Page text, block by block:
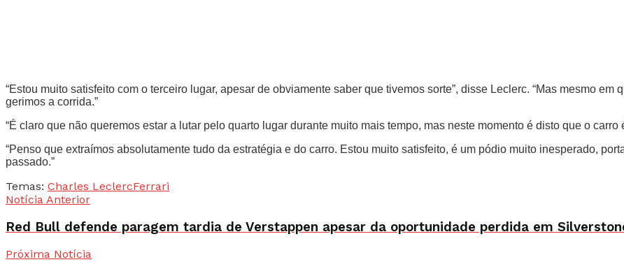
“Estou muito satisfeito com o terceiro lugar, apesar de obviamente saber que tivemos sorte”, disse Leclerc. “Mas mesmo
gerimos a corrida.”
“É claro que não queremos estar a lutar pelo quarto lugar durante muito mais tempo, mas neste momento é disto que o carro
“Penso que extraímos absolutamente tudo da estratégia e do carro. Estou muito satisfeito, é um pódio muito inesperado,
passado.”
Temas: Charles LeclercFerrari
Notícia Anterior
Red Bull defende paragem tardia de Verstappen apesar da oportunidade perdida em
Próxima Notícia